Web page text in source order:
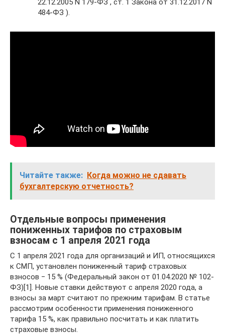
22.12.2005 N 179-ФЗ , ст. 1 Закона от 31.12.2017 N
484-ФЗ ).
Читайте также: Когда можно не сдавать
бухгалтерскую отчетность?
Отдельные вопросы применения
пониженных тарифов по страховым
взносам с 1 апреля 2021 года
С 1 апреля 2021 года для организаций и ИП, относящихся
к СМП, установлен пониженный тариф страховых
взносов ‒ 15 % (Федеральный закон от 01.04.2020 № 102-
ФЗ)[1]. Новые ставки действуют с апреля 2020 года, а
взносы за март считают по прежним тарифам. В статье
рассмотрим особенности применения пониженного
тарифа 15 %, как правильно посчитать и как платить
страховые взносы.